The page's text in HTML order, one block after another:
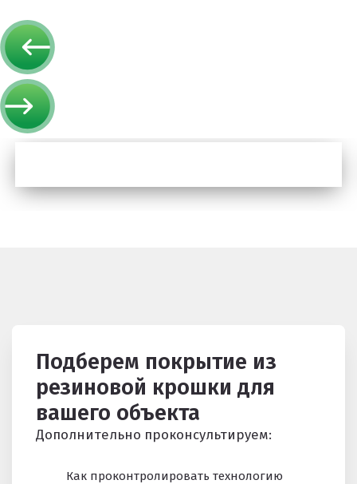
Спортивное оборудование
Резиновое покрытие
Резиновое покрытие ECO SPORT STANDART
Резиновое покрытие Eco Tech
Клиенты и отзывы
Подберем покрытие из
резиновой крошки для
вашего объекта
Дополнительно проконсультируем:
Как проконтролировать технологию